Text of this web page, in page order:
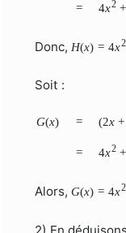
= 4x2 +
Donc,H(x) = 4x2
Soit :
G(x) = (2x +
= 4x2 +
Alors,G(x) = 4x2
2) En